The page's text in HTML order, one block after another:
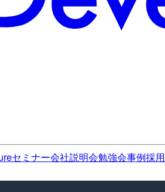
セミナー会社説明会勉強会事例採用